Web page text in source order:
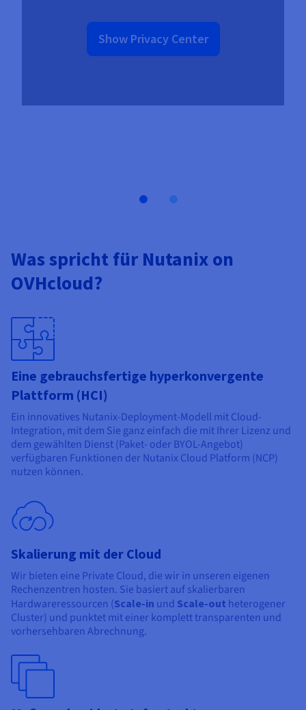
Show Privacy Center
Was spricht für Nutanix on
OVHcloud?
Eine gebrauchsfertige hyperkonvergente
Plattform (HCI)
Ein innovatives Nutanix-Deployment-Modell mit Cloud-
Integration, mit dem Sie ganz einfach die mit Ihrer Lizenz und
dem gewählten Dienst (Paket- oder BYOL-Angebot)
verfügbaren Funktionen der Nutanix Cloud Platform (NCP)
nutzen können.
Skalierung mit der Cloud
Wir bieten eine Private Cloud, die wir in unseren eigenen
Rechenzentren hosten. Sie basiert auf skalierbaren
Hardwareressourcen (Scale-in und Scale-out heterogener
Cluster) und punktet mit einer komplett transparenten und
vorhersehbaren Abrechnung.